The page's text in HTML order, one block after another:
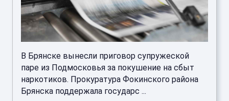
В Брянске вынесли приговор супружеской
паре из Подмосковья за покушение на сбыт
наркотиков. Прокуратура Фокинского района
Брянска поддержала государс ...